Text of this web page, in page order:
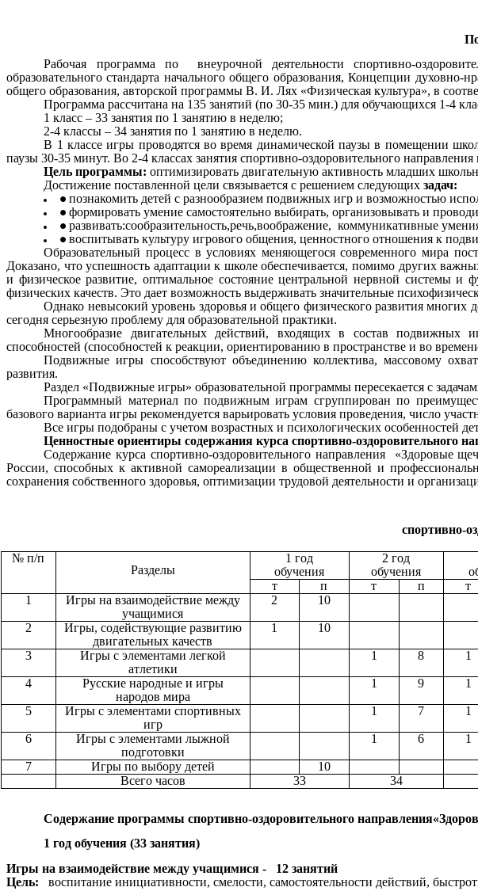
Рабочая программа по внеурочной деятельности спортивно-
образовательного стандарта начального общего образования, Концепции
общего образования, авторской программы В. И. Лях «Физическая культура», в
Программа рассчитана на 135 занятий (по 30-35 мин.) для обучающихся 1-4
1 класс – 33 занятия по 1 занятию в неделю;
2-4 классы – 34 занятия по 1 занятию в неделю.
В 1 классе игры проводятся во время динамической паузы в помещении
паузы 30-35 минут. Во 2-4 классах занятия спортивно-оздоровительного
Цель программы:оптимизировать двигательную активность младших
Достижение поставленной цели связывается с решением следующихзадач:
познакомить детей с разнообразием подвижных игр и возможностью
формировать умение самостоятельно выбирать, организовывать и
развивать:сообразительность,речь,воображение, коммуникативные
воспитывать культуру игрового общения, ценностного отношения к
Образовательный процесс в условиях меняющегося современного мира
Доказано, что успешность адаптации к школе обеспечивается, помимо других
и физическое развитие, оптимальное состояние центральной нервной системы
физических качеств. Это дает возможность выдерживать значительные
Однако невысокий уровень здоровья и общего физического развития
сегодня серьезную проблему для образовательной практики.
Многообразие двигательных действий, входящих в состав подвижных
способностей (способностей к реакции, ориентированию в пространстве и во
Подвижные игры способствуют объединению коллектива, массовому
развития.
Раздел «Подвижные игры» образовательной программы пересекается с
Программный материал по подвижным играм сгруппирован по
базового варианта игры рекомендуется варьировать условия проведения, число
Все игры подобраны с учетом возрастных и психологических особенностей
Ценностные ориентиры содержания курса спортивно-оздоровительного
Содержание курса спортивно-оздоровительного направления «Здоровые
России, способных к активной самореализации в общественной и
сохранения собственного здоровья, оптимизации трудовой деятельности и
спортивно-
№ п/п
Разделы
1 год
обучения
2 год
обучения
т
п т п т
1
Игры на взаимодействие между
учащимися
2 10
2
Игры, содействующие развитию
двигательных качеств
1 10
3
Игры с элементами легкой
атлетики
1 8 1
4
Русские народные и игры
народов мира
1 9 1
5
Игры с элементами спортивных
игр
1 7 1
6
Игры с элементами лыжной
подготовки
1 6 1
7 Игры по выбору детей
10
Всего часов
33 34
Содержание программы спортивно-оздоровительного
1 год обучения (33 занятия)
Игры на взаимодействие между учащимися - 12 занятий
Цель: воспитание инициативности, смелости, самостоятельности действий,